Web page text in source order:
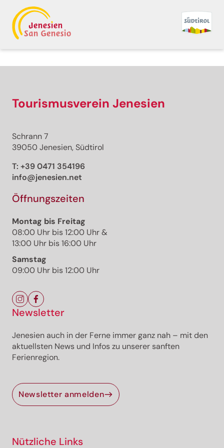
· Südtirols SüdenGeöffnet
Verantwortlich für diesen Inhalt
Südtirols Süden
Kalterer See
Die Tour
Details
Wegbeschreibung
Aktuelle Infos
Ausrüstung
Für dich ausgewählte alternative Vorschläge
Der Kalterer See ist der wärmste Bergsee im
im Süden Südtirols.
Geöffnet
1:16 h
Tourismusverein Jenesien
Schrann 7
39050 Jenesien, Südtirol
T: +39 0471 354196
info@jenesien.net
Öffnungszeiten
Montag bis Freitag
08:00 Uhr bis 12:00 Uhr &
13:00 Uhr bis 16:00 Uhr
Samstag
09:00 Uhr bis 12:00 Uhr
Newsletter
Jenesien auch in der Ferne immer ganz nah – mit den
aktuellsten News und Infos zu unserer sanften
Ferienregion.
Newsletter anmelden
Nützliche Links